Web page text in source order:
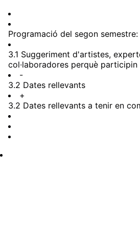
Programació del segon semestre:
3.1 Suggeriment d'artistes,
col·laboradores perquè
-
3.2 Dates rellevants
+
3.2 Dates rellevants a tenir en